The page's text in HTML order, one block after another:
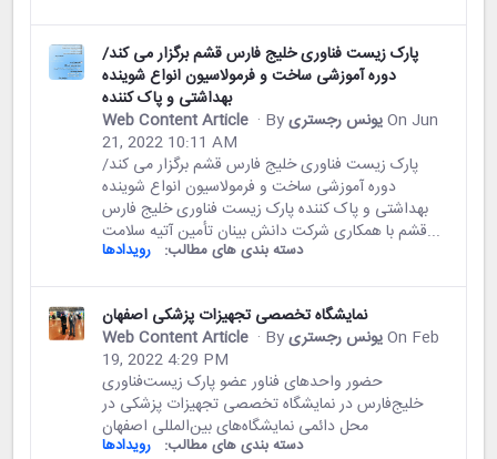
پارک زیست فناوری خلیج فارس قشم برگزار می کند/
دوره آموزشی ساخت و فرمولاسیون انواع شوینده
بهداشتی و پاک کننده
Web Content Article · Byیونس رجستریOn Jun
21, 2022 10:11 AM
پارک زیست فناوری خلیج فارس قشم برگزار می کند/
دوره آموزشی ساخت و فرمولاسیون انواع شوینده
بهداشتی و پاک کننده پارک زیست فناوری خلیج فارس
قشم با همکاری شرکت دانش بینان تأمین آتیه سلامت...
دسته بندی های مطالب: رویدادها
نمایشگاه تخصصی تجهیزات پزشکی اصفهان
Web Content Article · Byیونس رجستریOn Feb
19, 2022 4:29 PM
حضور واحدهای فناور عضو پارک زیست‌فناوری
خليج‌فارس در نمایشگاه تخصصی تجهیزات پزشکی در
محل دائمی نمایشگاه‌های بین‌المللی اصفهان
دسته بندی های مطالب: رویدادها